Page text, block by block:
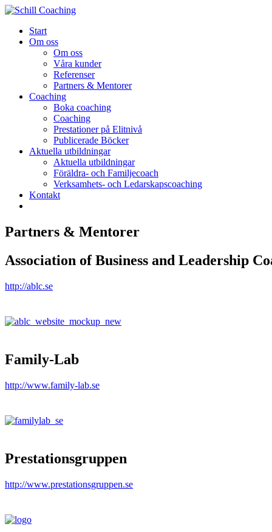
Start
Om oss
Om oss
Våra kunder
Referenser
Partners & Mentorer
Coaching
Boka coaching
Coaching
Prestationer på Elitnivå
Publicerade Böcker
Aktuella utbildningar
Aktuella utbildningar
Föräldra- och Familjecoach
Verksamhets- och Ledarskapscoaching
Kontakt
Partners & Mentorer
Association of Business and Leadership
http://ablc.se
Family-Lab
http://www.family-lab.se
Prestationsgruppen
http://www.prestationsgruppen.se